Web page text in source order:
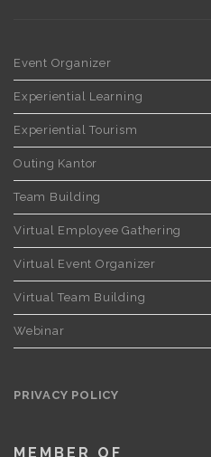
Event Organizer
Experiential Learning
Experiential Tourism
Outing Kantor
Team Building
Virtual Employee Gathering
Virtual Event Organizer
Virtual Team Building
Webinar
PRIVACY POLICY
MEMBER OF